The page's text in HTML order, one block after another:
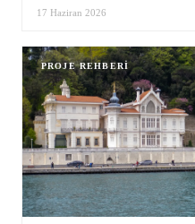
17 Haziran 2026
PROJE REHBERI